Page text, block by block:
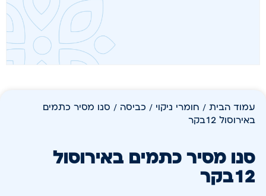
עמוד הבית / חומרי ניקוי / כביסה / סנו מסיר כתמים
באירוסול 12בקר
סנו מסיר כתמים באירוסול
12בקר